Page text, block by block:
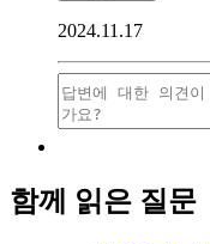
2024.11.17
함께 읽은 질문